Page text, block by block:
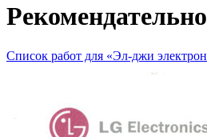
Список работ для «Эл-джи